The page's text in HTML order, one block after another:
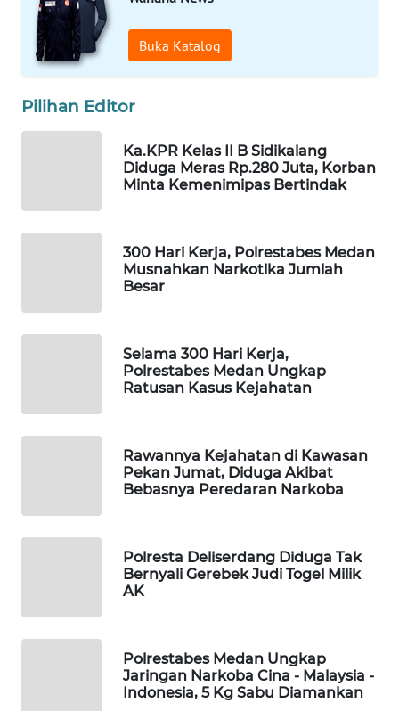
Buka Katalog
Pilihan Editor
Ka.KPR Kelas II B Sidikalang
Diduga Meras Rp.280 Juta, Korban
Minta Kemenimipas Bertindak
300 Hari Kerja, Polrestabes Medan
Musnahkan Narkotika Jumlah
Besar
Selama 300 Hari Kerja,
Polrestabes Medan Ungkap
Ratusan Kasus Kejahatan
Rawannya Kejahatan di Kawasan
Pekan Jumat, Diduga Akibat
Bebasnya Peredaran Narkoba
Polresta Deliserdang Diduga Tak
Bernyali Gerebek Judi Togel Milik
AK
Polrestabes Medan Ungkap
Jaringan Narkoba Cina - Malaysia -
Indonesia, 5 Kg Sabu Diamankan
WAHANA
Wahana
Network
KONSUMEN
LISTRIK
MAWAKA
ID